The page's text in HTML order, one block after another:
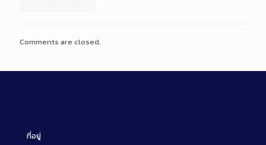
Comments are closed.
ที่อยู่